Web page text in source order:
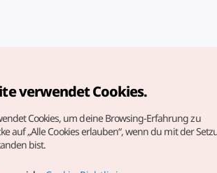
verwendet Cookies.
Cookies, um deine Browsing-Erfahrung zu
auf „Alle Cookies erlauben“, wenn du mit der
bist.